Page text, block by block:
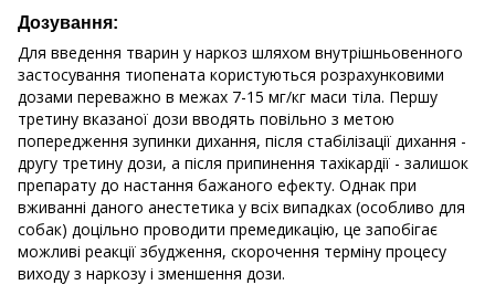
Дозування:
Для введення тварин у наркоз шляхом внутрішньовенного
застосування тиопената користуються розрахунковими
дозами переважно в межах 7-15 мг/кг маси тіла. Першу
третину вказаної дози вводять повільно з метою
попередження зупинки дихання, після стабілізації дихання -
другу третину дози, а після припинення тахікардії - залишок
препарату до настання бажаного ефекту. Однак при
вживанні даного анестетика у всіх випадках (особливо для
собак) доцільно проводити премедикацію, це запобігає
можливі реакції збудження, скорочення терміну процесу
виходу з наркозу і зменшення дози.